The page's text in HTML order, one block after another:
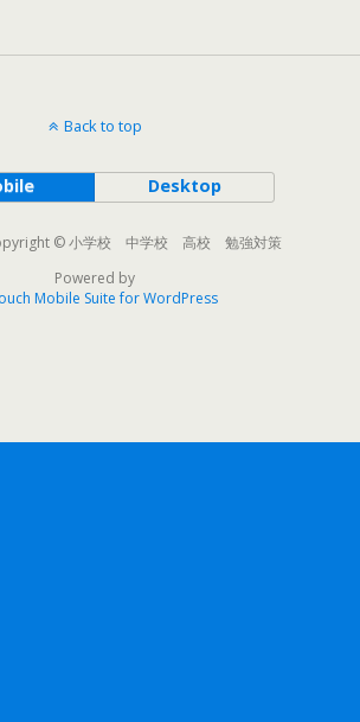
Back to top
Desktop
© 小学校 中学校 高校 勉強対策
Powered by
Mobile Suite for WordPress